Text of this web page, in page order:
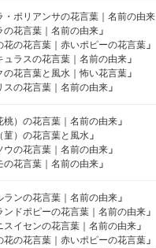
・ポリアンサの花言葉｜名前の由来
の花言葉｜名前の由来 」
花の花言葉｜赤いポピーの花言葉 」
ュラスの花言葉｜名前の由来 」
の花言葉と風水｜怖い花言葉 」
スの花言葉｜名前の由来 」
桃）の花言葉｜名前の由来 」
菫）の花言葉と風水 」
ウの花言葉｜名前の由来 」
の花言葉｜名前の由来 」
ランの花言葉｜名前の由来 」
ンドポピーの花言葉｜名前の由来 」
スイセンの花言葉｜名前の由来 」
花の花言葉｜赤いポピーの花言葉 」